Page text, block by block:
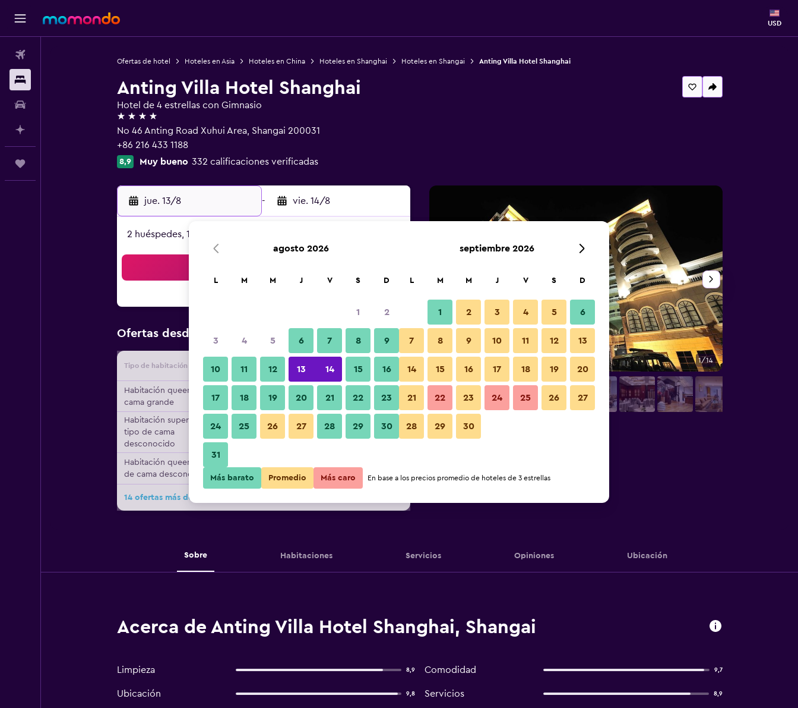
USD
Ofertas de hotel Hoteles en Asia Hoteles en China Hoteles en Shanghai Hoteles en Shangai Anting Villa Hotel Shanghai
Anting Villa Hotel Shanghai
Hotel de 4 estrellas con Gimnasio
4 estrellas
No 46 Anting Road Xuhui Area, Shangai 200031
+86 216 433 1188
8,9 Muy bueno 332 calificaciones verificadas
jue. 13/8 - vie. 14/8
2 huéspedes, 1 habitación
Ofertas desde Oferta más barata de precio por noche
Tipo de habitación Proveedor Total noche
Habitación queen, 1
cama grande
$78 Ver oferta
Habitación superior,
tipo de cama
desconocido
$79
Habitación queen, tipo
de cama desconocido
$81 Ver oferta
14 ofertas más de Anting Villa Hotel Shanghai
Edificio 1/14
Fotos
Sobre Habitaciones Servicios Opiniones Ubicación
Acerca de Anting Villa Hotel Shanghai, Shangai
Limpieza 8,9 Comodidad 9,7
Ubicación 9,8 Servicios 8,9
agosto 2026
L M M J V S D
1 2
3 4 5 6 7 8 9
10 11 12 13 14 15 16
17 18 19 20 21 22 23
24 25 26 27 28 29 30
31
septiembre 2026
L M M J V S D
1 2 3 4 5 6
7 8 9 10 11 12 13
14 15 16 17 18 19 20
21 22 23 24 25 26 27
28 29 30
Más barato Promedio Más caro En base a los precios promedio de hoteles de 3 estrellas